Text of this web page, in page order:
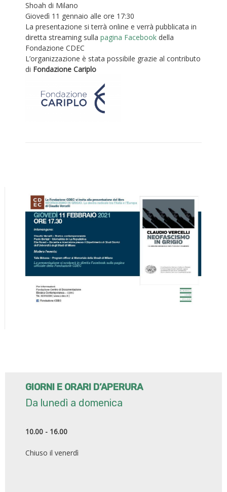
Shoah di Milano
Giovedì 11 gennaio alle ore 17:30
La presentazione si terrà online e verrà pubblicata in
diretta streaming sulla pagina Facebook della
Fondazione CDEC
L’organizzazione è stata possibile grazie al contributo
di Fondazione Cariplo
GIORNI E ORARI D’APERURA
Da lunedì a domenica
10.00 - 16.00
Chiuso il venerdì